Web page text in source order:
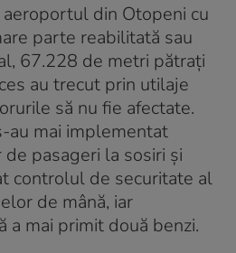
din Otopeni cu
parte reabilitată sau
67.228 de metri pătrați
au trecut prin utilaje
să nu fie afectate.
au mai implementat
pasageri la sosiri și
controlul de securitate al
de mână, iar
a mai primit două benzi.